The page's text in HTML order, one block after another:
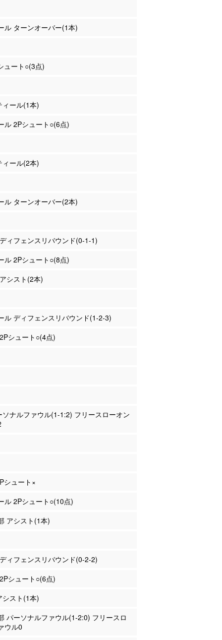
ル ターンオーバー(1本)
ュート○(3点)
ール(1本)
ル 2Pシュート○(6点)
ール(2本)
ル ターンオーバー(2本)
ィフェンスリバウンド(0-1-1)
ル 2Pシュート○(8点)
シスト(2本)
ル ディフェンスリバウンド(1-2-3)
シュート○(4点)
ソナルファウル(1-1:2) フリースローオン
シュート×
ル 2Pシュート○(10点)
アシスト(1本)
ィフェンスリバウンド(0-2-2)
シュート○(6点)
スト(1本)
パーソナルファウル(1-2:0) フリースロ
ウル0